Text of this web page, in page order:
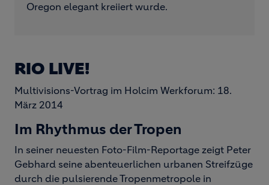
Oregon elegant kreiiert wurde.
RIO LIVE!
Multivisions-Vortrag im Holcim Werkforum: 18.
März 2014
Im Rhythmus der Tropen
In seiner neuesten Foto-Film-Reportage zeigt Peter
Gebhard seine abenteuerlichen urbanen Streifzüge
durch die pulsierende Tropenmetropole in